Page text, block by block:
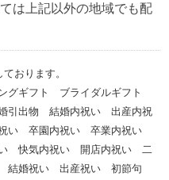
は上記以外の地域でも配
おります。
グギフト ブライダルギフト
引出物 結婚内祝い 出産内祝
い 卒園内祝い 卒業内祝い
快気内祝い 開店内祝い 二
婚祝い 出産祝い 初節句